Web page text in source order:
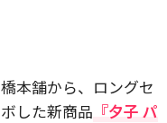
本舗から、ロングセ
した新商品 『夕子 パ